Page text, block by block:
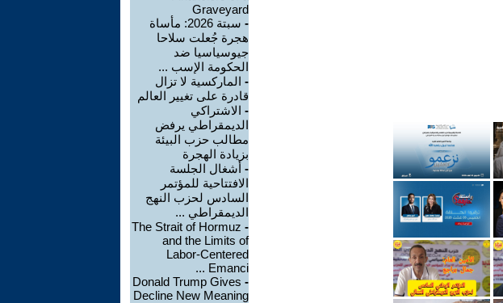
Graveyard
-
سبتة 2026: مأساة
هجرة جُعلت سلاحا
جيوسياسيا ضد
الحكومة الإسب ...
- الماركسية لا تزال
قادرة على تغيير العالم
- الاشتراكي
الديمقراطي يرفض
مطالب حزب البيئة
بزيادة الهجرة
- أشغال الجلسة
الافتتاحية للمؤتمر
السادس لحزب النهج
الديمقراطي ...
-
The Strait of Hormuz
and the Limits of
Labor-Centered
Emanci ...
-
Donald Trump Gives
Decline New Meaning